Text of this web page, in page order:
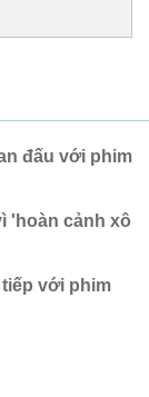
đấu với phim
'hoàn cảnh xô
với phim